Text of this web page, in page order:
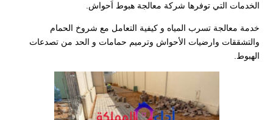
الخدمات التي توفرها شركة معالجة هبوط اَحواش.
خدمة معالجة تسرب المياه و كيفية التعامل مع شروخ الحمام
والتشققات وارضيات الأحواش وترميم حمامات و الحد من تصدعات
الهبوط.